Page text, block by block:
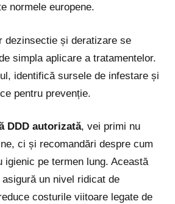
normele europene.
dezinsectie și deratizare se
simpla aplicare a tratamentelor.
identifică sursele de infestare și
pentru prevenție.
DDD autorizată, vei primi nu
ci și recomandări despre cum
igienic pe termen lung. Această
un nivel ridicat de
costurile viitoare legate de